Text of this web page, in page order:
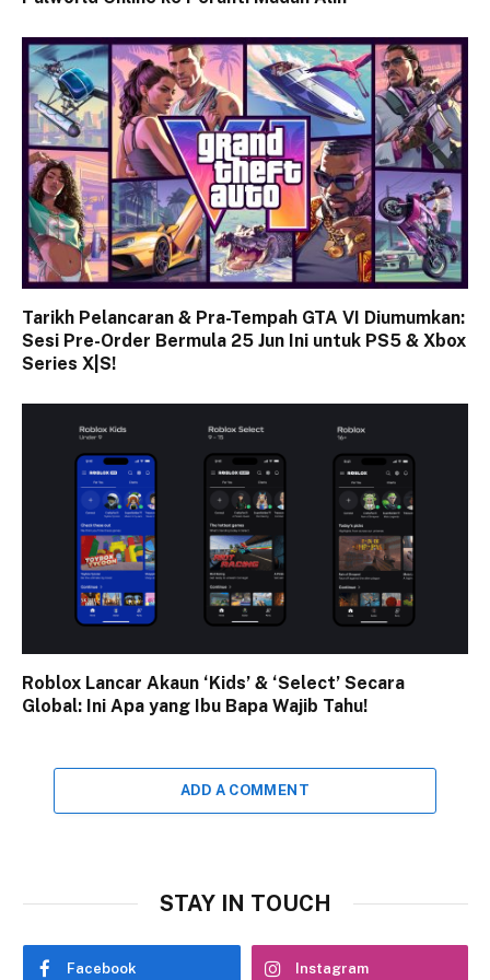
Tarikh Pelancaran & Pra-Tempah GTA VI Diumumkan:
Sesi Pre-Order Bermula 25 Jun Ini untuk PS5 & Xbox
Series X|S!
Roblox Lancar Akaun ‘Kids’ & ‘Select’ Secara
Global: Ini Apa yang Ibu Bapa Wajib Tahu!
ADD A COMMENT
STAY IN TOUCH
Facebook Instagram